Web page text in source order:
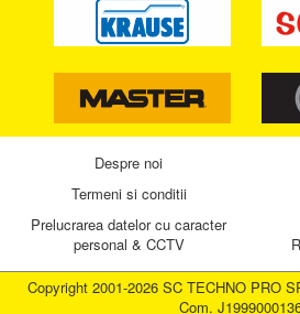
Despre noi
Termeni si conditii
Prelucrarea datelor cu caracter
personal & CCTV
Copyright 2001-2026 SC TECHNO PRO
Com.